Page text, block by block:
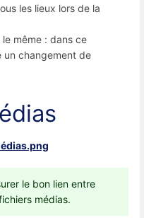
les lieux lors de la
même : dans ce
un changement de
le bon lien entre
médias.